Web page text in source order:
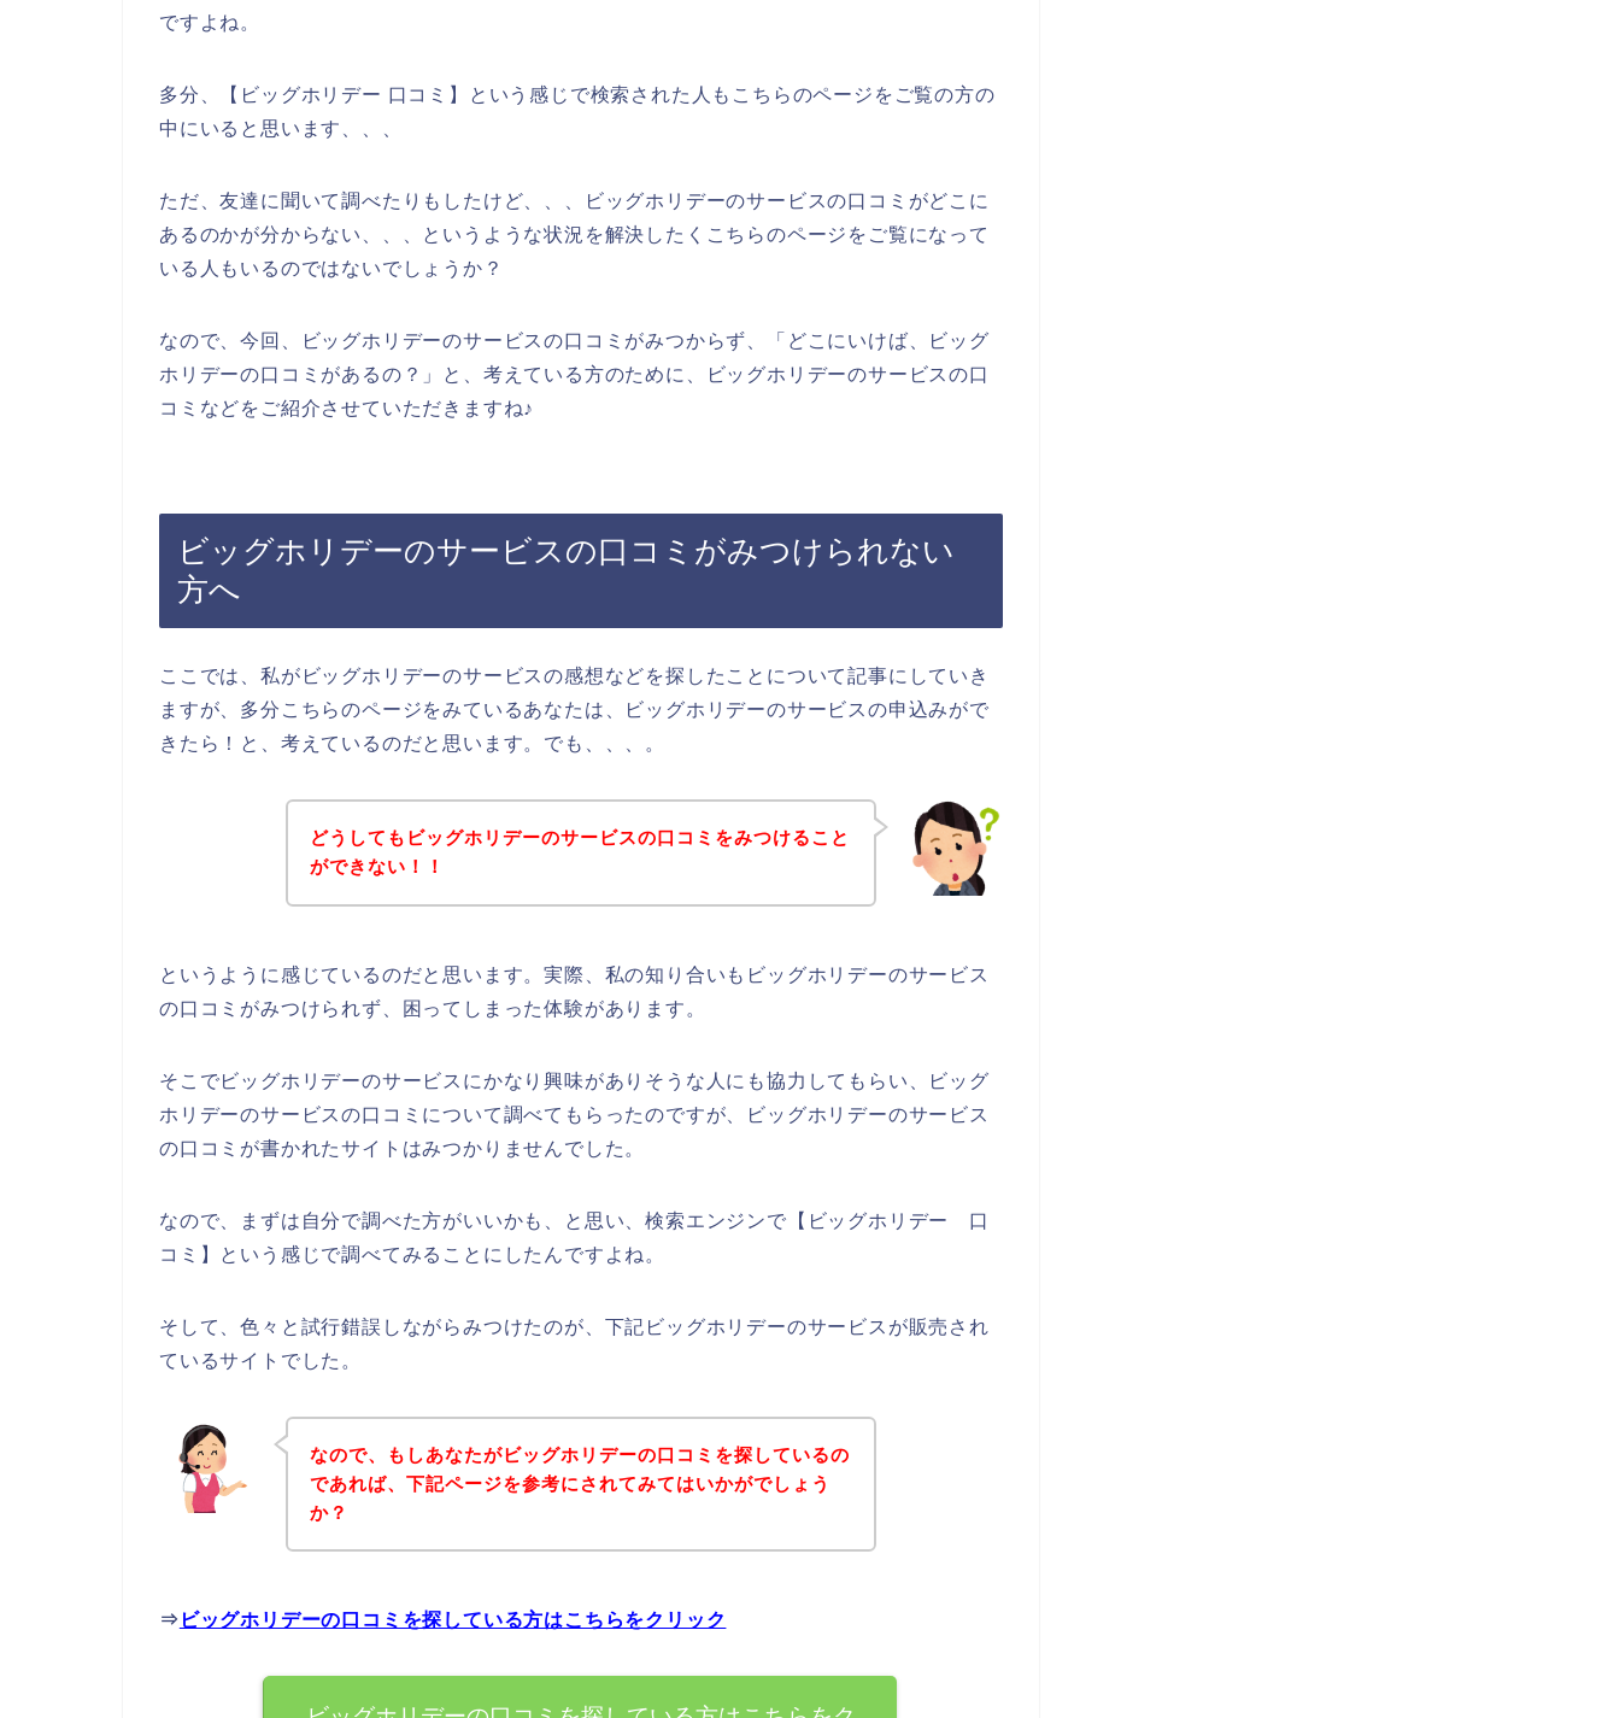
ですよね。
多分、【ビッグホリデー 口コミ】という感じで検索された人もこちらのページをご覧の方の
中にいると思います、、、
ただ、友達に聞いて調べたりもしたけど、、、ビッグホリデーのサービスの口コミがどこに
あるのかが分からない、、、というような状況を解決したくこちらのページをご覧になって
いる人もいるのではないでしょうか？
なので、今回、ビッグホリデーのサービスの口コミがみつからず、「どこにいけば、ビッグ
ホリデーの口コミがあるの？」と、考えている方のために、ビッグホリデーのサービスの口
コミなどをご紹介させていただきますね♪
ビッグホリデーのサービスの口コミがみつけられない
方へ
ここでは、私がビッグホリデーのサービスの感想などを探したことについて記事にしていき
ますが、多分こちらのページをみているあなたは、ビッグホリデーのサービスの申込みがで
きたら！と、考えているのだと思います。でも、、、。
どうしてもビッグホリデーのサービスの口コミをみつけること
ができない！！
というように感じているのだと思います。実際、私の知り合いもビッグホリデーのサービス
の口コミがみつけられず、困ってしまった体験があります。
そこでビッグホリデーのサービスにかなり興味がありそうな人にも協力してもらい、ビッグ
ホリデーのサービスの口コミについて調べてもらったのですが、ビッグホリデーのサービス
の口コミが書かれたサイトはみつかりませんでした。
なので、まずは自分で調べた方がいいかも、と思い、検索エンジンで【ビッグホリデー 口
コミ】という感じで調べてみることにしたんですよね。
そして、色々と試行錯誤しながらみつけたのが、下記ビッグホリデーのサービスが販売され
ているサイトでした。
なので、もしあなたがビッグホリデーの口コミを探しているの
であれば、下記ページを参考にされてみてはいかがでしょう
か？
⇒ ビッグホリデーの口コミを探している方はこちらをクリック